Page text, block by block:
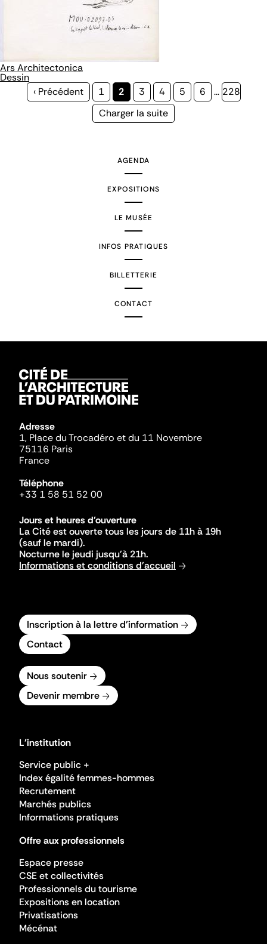
Ars Architectonica
Dessin
Page
‹ Précédent Page
1
Page
courante
2 Page
3 Page
4 Page
5 Page
6 … Page
228
Page
Charger la suite
AGENDA
EXPOSITIONS
LE MUSÉE
INFOS PRATIQUES
BILLETTERIE
CONTACT
Adresse
1, Place du Trocadéro et du 11 Novembre
75116 Paris
France
Téléphone
+33 1 58 51 52 00
Jours et heures d'ouverture
La Cité est ouverte tous les jours de 11h à 19h
(sauf le mardi).
Nocturne le jeudi jusqu'à 21h.
Informations et conditions d'accueil
Inscription à la lettre d'information
Contact
Nous soutenir
Devenir membre
L'institution
Service public +
Index égalité femmes-hommes
Recrutement
Marchés publics
Informations pratiques
Offre aux professionnels
Espace presse
CSE et collectivités
Professionnels du tourisme
Expositions en location
Privatisations
Mécénat